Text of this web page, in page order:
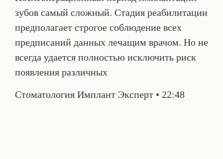
зубов самый сложный. Стадия реабилитации
предполагает строгое соблюдение всех
предписаний данных лечащим врачом. Но не
всегда удается полностью исключить риск
появления различных
Стоматология Имплант Эксперт 22:48